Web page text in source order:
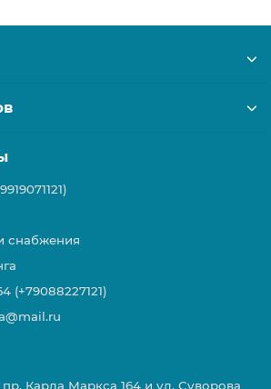
снабжения
(+79088227121)
пр. Карла Маркса 164 и ул. Суворова